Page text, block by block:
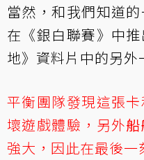
當然，和我們知道
在《銀白聯賽》中
地》資料片中的另外
平衡團隊發現這張卡
壞遊戲體驗，另外
強大，因此在最後一